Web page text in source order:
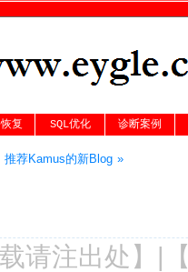
复 SQL优化 诊断案例
推荐Kamus的新Blog »
请注出处 】|